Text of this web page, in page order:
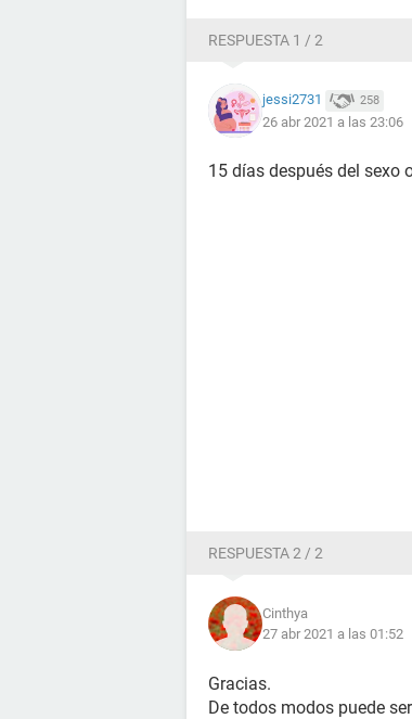
RESPUESTA 1 / 2
jessi2731 258
26 abr 2021 a las 23:06
15 días después del sexo
RESPUESTA 2 / 2
Cinthya
27 abr 2021 a las 01:52
Gracias.
De todos modos puede